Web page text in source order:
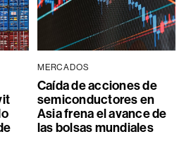
MERCADOS
Caída de acciones de
semiconductores en
Asia frena el avance de
las bolsas mundiales